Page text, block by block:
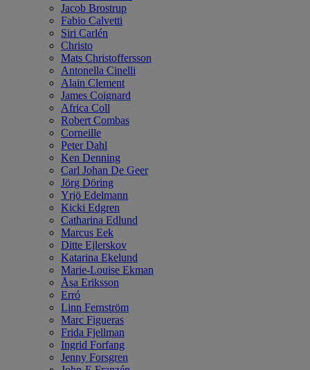
Jacob Brostrup
Fabio Calvetti
Siri Carlén
Christo
Mats Christoffersson
Antonella Cinelli
Alain Clement
James Coignard
Africa Coll
Robert Combas
Corneille
Peter Dahl
Ken Denning
Carl Johan De Geer
Jörg Döring
Yrjö Edelmann
Kicki Edgren
Catharina Edlund
Marcus Eek
Ditte Ejlerskov
Katarina Ekelund
Marie-Louise Ekman
Åsa Eriksson
Erró
Linn Fernström
Marc Figueras
Frida Fjellman
Ingrid Forfang
Jenny Forsgren